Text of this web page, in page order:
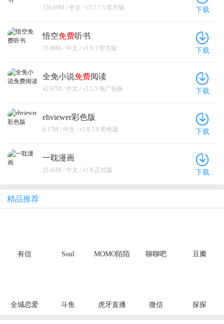
136.69M / 中文 / v3.7.7.5 官方版 下载
悟空免费听书
71.86M / 中文 / v1.0.3 官方版 下载
全免小说免费阅读
42.67M / 中文 / v2.5.5 免广告版 下载
ehviewer彩色版
6.17M / 中文 / v1.8.7.0 彩色版 下载
一耽漫画
25.41M / 中文 / v1.8 正式版 下载
精品推荐
有信 Soul MOMO陌陌 聊聊吧 豆瓣
全城恋爱 斗鱼 虎牙直播 微信 探探